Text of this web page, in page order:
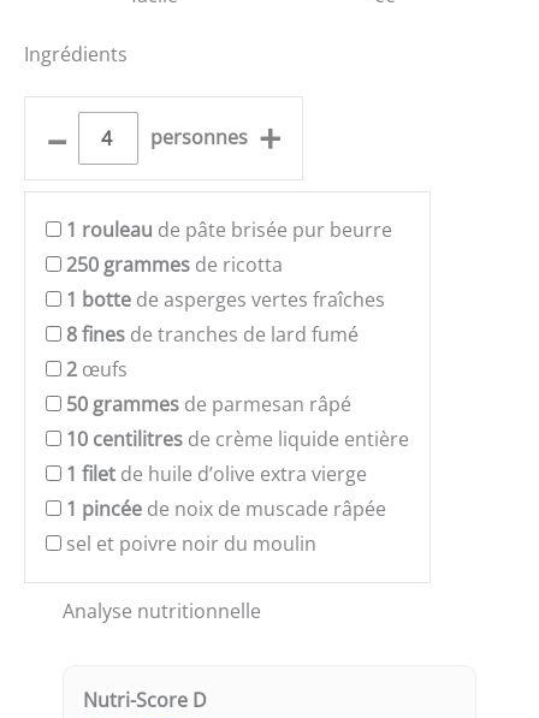
Ingrédients
– personnes +
1 rouleau de pâte brisée pur beurre
250 grammes de ricotta
1 botte de asperges vertes fraîches
8fines de tranches de lard fumé
2 œufs
50 grammes de parmesan râpé
10 centilitres de crème liquide entière
1 filet de huile d’olive extra vierge
1 pincée de noix de muscade râpée
sel et poivre noir du moulin
Analyse nutritionnelle
Nutri-Score D